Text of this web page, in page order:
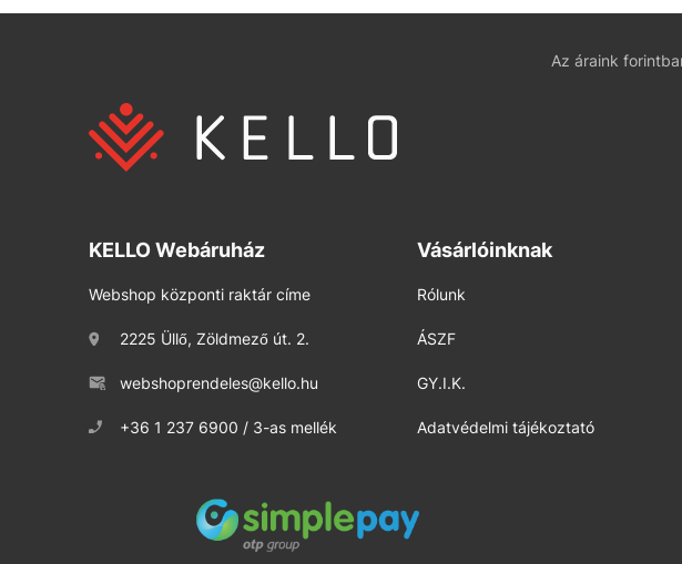
Az áraink
KELLO Webáruház
Webshop központi raktár címe
2225 Üllő, Zöldmező út. 2.
webshoprendeles@kello.hu
+36 1 237 6900 / 3-as mellék
Vásárlóinknak
Rólunk
ÁSZF
GY.I.K.
Adatvédelmi tájékoztató